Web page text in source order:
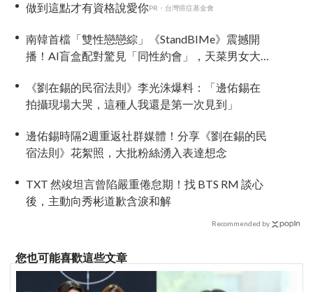
做到這點才有資格說愛你PR・台灣癌症基金會
南韓首檔「雙性戀戀綜」《StandBIMe》震撼開
播！AI盲盒配對驚見「同性約會」，天菜男女大
《劉在錫的民宿法則》李光洙爆料：「邊佑錫在
拍攝現場大哭，這種人我還是第一次見到」
邊佑錫時隔2週重返社群媒體！分享《劉在錫的民
宿法則》花絮照，大批粉絲湧入表達想念
TXT 然竣坦言曾陷嚴重倦怠期！找 BTS RM 談心
後，主動向秀彬道歉含淚和解
Recommended by
您也可能喜歡這些文章